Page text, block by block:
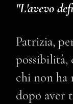
"L'avevo
Patrizia,
possibilità,
chi non ha
dopo aver